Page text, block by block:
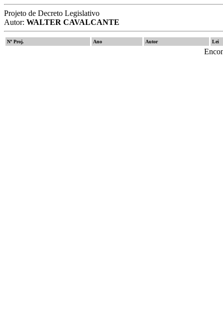
Projeto de Decreto Legislativo
Autor: WALTER CAVALCANTE
Nº Proj. Ano Autor Lei